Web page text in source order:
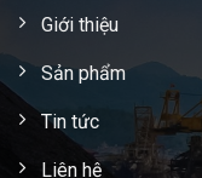
Giới thiệu
Sản phẩm
Tin tức
Liên hệ